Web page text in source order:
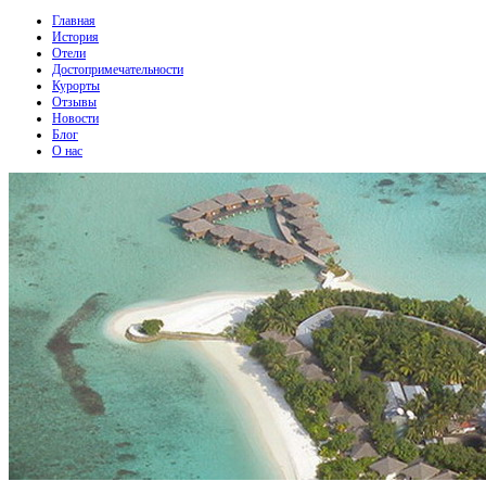
Главная
История
Отели
Достопримечательности
Курорты
Отзывы
Новости
Блог
О нас